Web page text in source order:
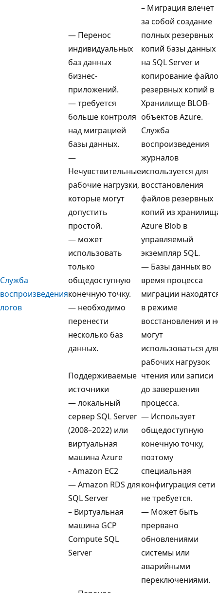
Служба
воспроизведения
логов
— Перенос
индивидуальных
баз данных
бизнес-
приложений.
— требуется
больше контроля
над миграцией
базы данных.
—
Нечувствительные
рабочие нагрузки,
которые могут
допустить
простой.
— может
использовать
только
общедоступную
конечную точку.
— необходимо
перенести
несколько баз
данных.
Поддерживаемые
источники
— локальный
сервер SQL Server
(2008–2022) или
виртуальная
машина Azure
- Amazon EC2
— Amazon RDS для
SQL Server
– Виртуальная
машина GCP
Compute SQL
Server
– Миграция влечет
за собой создание
полных резервных
копий базы данных
на SQL Server и
копирование
резервных копий в
Хранилище BLOB-
объектов Azure.
Служба
воспроизведения
журналов
используется для
восстановления
файлов резервных
копий из
Azure Blob в
управляемый
экземпляр SQL.
— Базы данных во
время процесса
миграции
в режиме
восстановления и
могут
использоваться для
рабочих нагрузок
чтения или записи
до завершения
процесса.
— Использует
общедоступную
конечную точку,
поэтому
специальная
конфигурация сети
не требуется.
— Может быть
прервано
обновлениями
системы или
аварийными
переключениями.